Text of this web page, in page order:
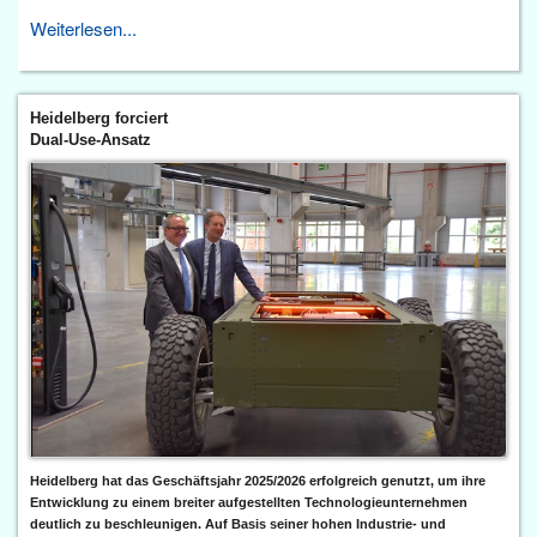
Weiterlesen...
Heidelberg forciert
Dual-Use-Ansatz
Heidelberg hat das Geschäftsjahr 2025/2026 erfolgreich genutzt, um ihre
Entwicklung zu einem breiter aufgestellten Technologieunternehmen
deutlich zu beschleunigen. Auf Basis seiner hohen Industrie- und